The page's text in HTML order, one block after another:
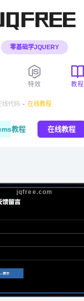
零基础学JQUERY
特效 教程
线代码 - 在线教程
教程 在线教程